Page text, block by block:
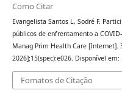
Como Citar
Evangelista Santos L, Sodré F.
públicos de enfrentamento a
Manag Prim Health Care [Internet].
2026];15(spec):e026. Disponível
Fomatos de Citação